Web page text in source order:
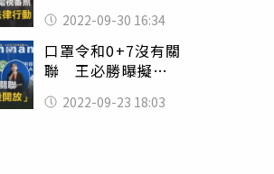
律行動
2022-09-30 16:34
口罩令和0+7沒有關
聯 王必勝曝擬
2022-09-23 18:03